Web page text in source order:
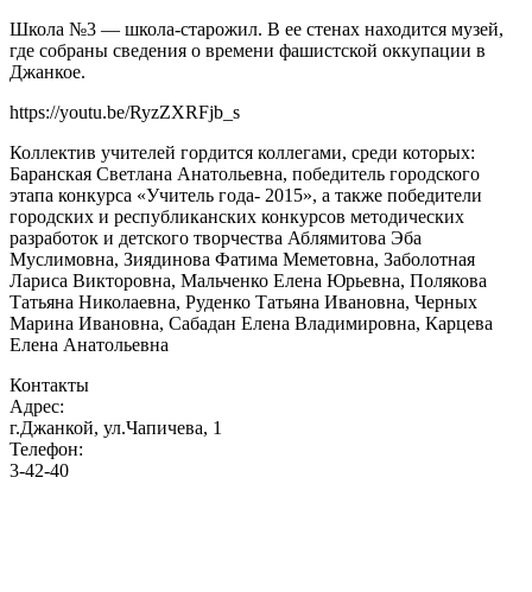
Школа №3 — школа-старожил. В ее стенах находится музей,
где собраны сведения о времени фашистской оккупации в
Джанкое.
https://youtu.be/RyzZXRFjb_s
Коллектив учителей гордится коллегами, среди которых:
Баранская Светлана Анатольевна, победитель городского
этапа конкурса «Учитель года- 2015», а также победители
городских и республиканских конкурсов методических
разработок и детского творчества Аблямитова Эба
Муслимовна, Зиядинова Фатима Меметовна, Заболотная
Лариса Викторовна, Мальченко Елена Юрьевна, Полякова
Татьяна Николаевна, Руденко Татьяна Ивановна, Черных
Марина Ивановна, Сабадан Елена Владимировна, Карцева
Елена Анатольевна
Контакты
Адрес:
г.Джанкой, ул.Чапичева, 1
Телефон:
3-42-40